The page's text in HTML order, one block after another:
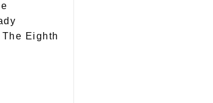
Eighth